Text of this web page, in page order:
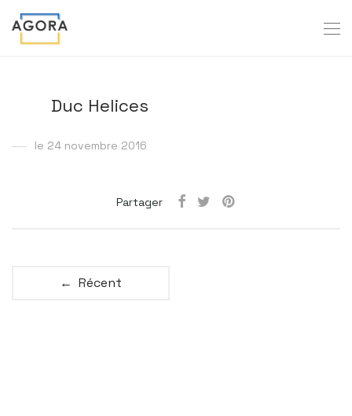
Duc Helices
le 24 novembre 2016
Partager
← Récent